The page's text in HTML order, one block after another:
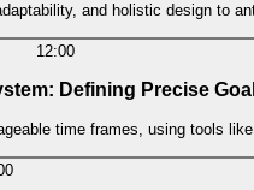
and holistic design to
12:00
Defining Precise
time frames, using tools